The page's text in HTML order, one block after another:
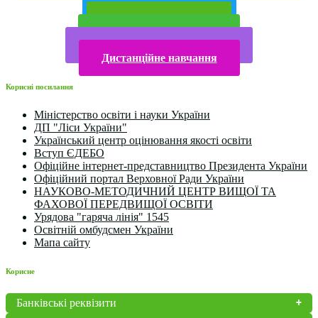
Дистанційне навчання
Корисні посилання
Міністерство освіти і науки України
ДП "Ліси України"
Український центр оцінювання якості освіти
Вступ ЄДЕБО
Офіційне інтернет-представництво Президента України
Офіційний портал Верховної Ради України
НАУКОВО-МЕТОДИЧНИЙ ЦЕНТР ВИЩОЇ ТА
ФАХОВОЇ ПЕРЕДВИЩОЇ ОСВІТИ
Урядова "гаряча лінія" 1545
Освітній омбудсмен України
Мапа сайту
Корисне
Банківські реквізити